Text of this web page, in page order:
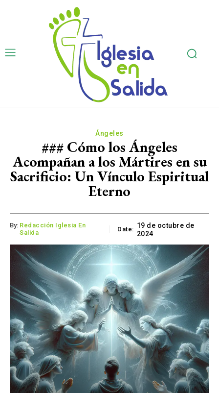
Ángeles
### Cómo los Ángeles
Acompañan a los Mártires en su
Sacrificio: Un Vínculo Espiritual
Eterno
By: Redacción Iglesia En
Salida
Date: 19 de octubre de
2024